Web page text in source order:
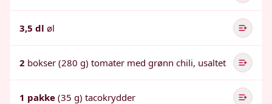
3,5 dl øl
2 bokser (280 g) tomater med grønn chili, usaltet
1 pakke (35 g) tacokrydder